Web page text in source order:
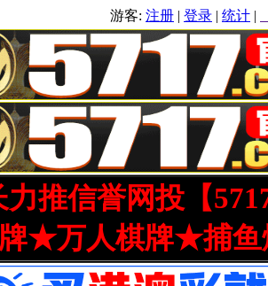
游客: 注册 | 登录 | 统计 |
力推信誉网投【
牌★万人棋牌★捕鱼